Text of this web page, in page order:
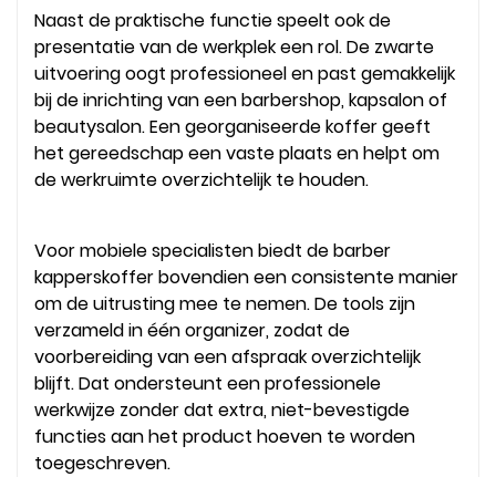
Naast de praktische functie speelt ook de
presentatie van de werkplek een rol. De zwarte
uitvoering oogt professioneel en past gemakkelijk
bij de inrichting van een barbershop, kapsalon of
beautysalon. Een georganiseerde koffer geeft
het gereedschap een vaste plaats en helpt om
de werkruimte overzichtelijk te houden.
Voor mobiele specialisten biedt de barber
kapperskoffer bovendien een consistente manier
om de uitrusting mee te nemen. De tools zijn
verzameld in één organizer, zodat de
voorbereiding van een afspraak overzichtelijk
blijft. Dat ondersteunt een professionele
werkwijze zonder dat extra, niet-bevestigde
functies aan het product hoeven te worden
toegeschreven.